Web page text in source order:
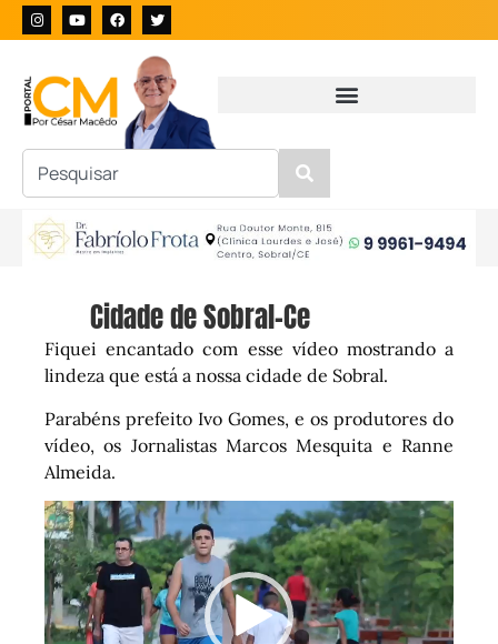
Cidade de Sobral-Ce
Fiquei encantado com esse vídeo mostrando a
lindeza que está a nossa cidade de Sobral.
Parabéns prefeito Ivo Gomes, e os produtores do
vídeo, os Jornalistas Marcos Mesquita e Ranne
Almeida.
Tocador
de
vídeo